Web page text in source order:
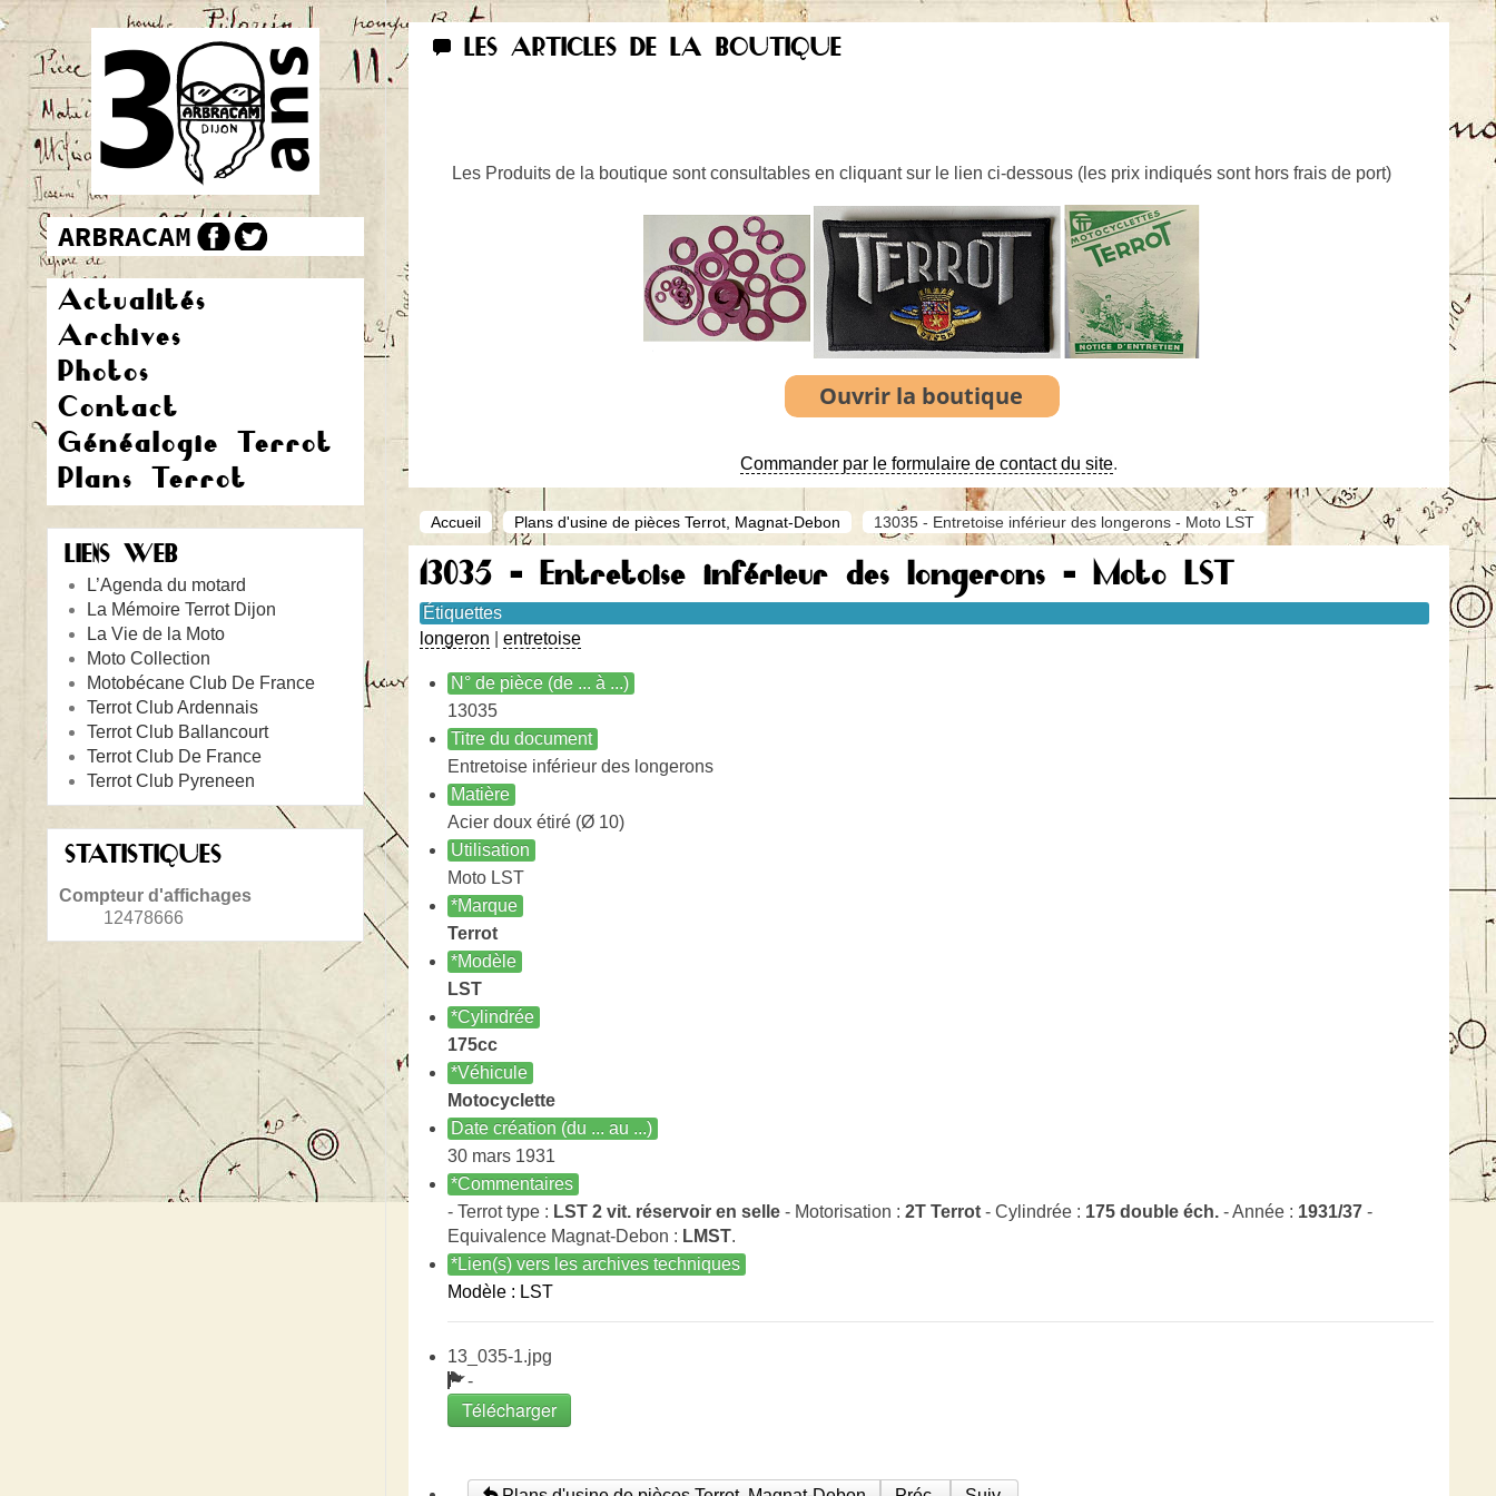
Actualités
Archives
Photos
Contact
Généalogie Terrot
Plans Terrot
LIENS WEB
L’Agenda du motard
La Mémoire Terrot Dijon
La Vie de la Moto
Moto Collection
Motobécane Club De France
Terrot Club Ardennais
Terrot Club Ballancourt
Terrot Club De France
Terrot Club Pyreneen
STATISTIQUES
Compteur d'affichages
12478666
LES ARTICLES DE LA BOUTIQUE
Les Produits de la boutique sont consultables en cliquant sur le lien ci-dessous ( les prix indiqués sont hors frais de port)
Commander par le formulaire de contact du site.
Accueil Plans d'usine de pièces Terrot, Magnat-Debon 13035 - Entretoise inférieur des longerons - Moto LST
13035 - Entretoise inférieur des longerons - Moto LST
Étiquettes
longeron
entretoise
N° de pièce (de ... à ...)
13035
Titre du document
Entretoise inférieur des longerons
Matière
Acier doux étiré (Ø 10)
Utilisation
Moto LST
*Marque
Terrot
*Modèle
LST
*Cylindrée
175cc
*Véhicule
Motocyclette
Date création (du ... au ...)
30 mars 1931
*Commentaires
- Terrot type : LST 2 vit. réservoir en selle - Motorisation : 2T Terrot - Cylindrée : 175 double éch. - Année : 1931/37 -
Equivalence Magnat-Debon : LMST.
*Lien(s) vers les archives techniques
Modèle : LST
13_035-1.jpg
-
Télécharger